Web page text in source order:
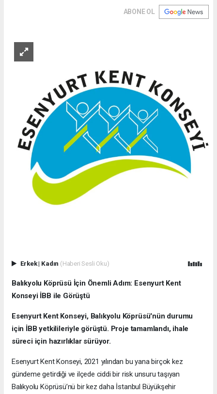
ABONE OL
Erkek| Kadın (Haberi Sesli Oku)
Balıkyolu Köprüsü İçin Önemli Adım: Esenyurt Kent
Konseyi İBB ile Görüştü
Esenyurt Kent Konseyi, Balıkyolu Köprüsü'nün durumu
için İBB yetkilileriyle görüştü. Proje tamamlandı, ihale
süreci için hazırlıklar sürüyor.
Esenyurt Kent Konseyi, 2021 yılından bu yana birçok kez
gündeme getirdiği ve ilçede ciddi bir risk unsuru taşıyan
Balıkyolu Köprüsü’nü bir kez daha İstanbul Büyükşehir